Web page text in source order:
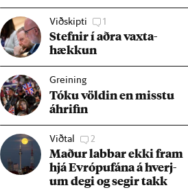
Viðskipti 1
Stefn­ir í aðra vaxta­
hækk­un
Greining
Tóku völd­in en misstu
áhrif­in
Viðtal 2
Mað­ur labb­ar ekki fram
hjá Evr­ópuf­ána á hverj­
um degi og seg­ir takk